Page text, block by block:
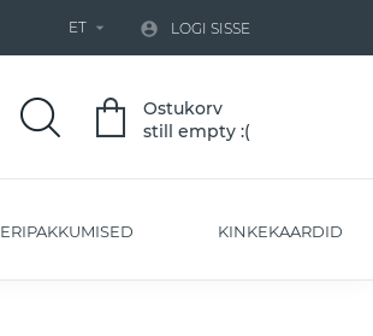
ET   LOGI SISSE
Ostukorv
still empty :(
ERIPAKKUMISED KINKEKAARDID